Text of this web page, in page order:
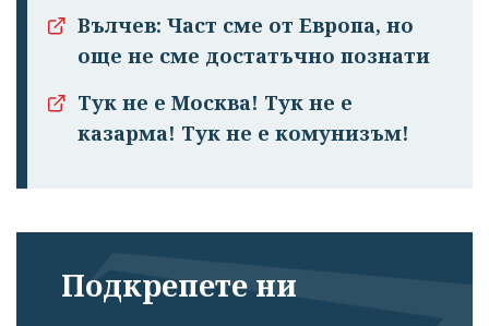
Вълчев: Част сме от Европа, но
още не сме достатъчно познати
Тук не е Москва! Тук не е
казарма! Тук не е комунизъм!
Подкрепете ни